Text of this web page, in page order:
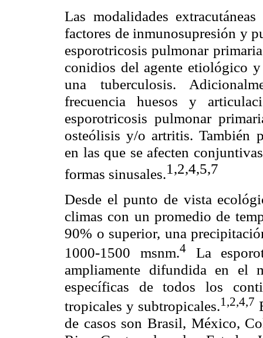
Las modalidades
factores de inmunosupresión y
esporotricosis pulmonar
conidios del agente etiológico
una tuberculosis.
frecuencia huesos y
esporotricosis pulmonar
osteólisis y/o artritis. También
en las que se afecten
formas sinusales.1,2,4,5,7
Desde el punto de vista
climas con un promedio de
90% o superior, una
1000-1500 msnm.4
La
ampliamente difundida en el
específicas de todos los
tropicales y subtropicales.1,2,4,7
de casos son Brasil, México,